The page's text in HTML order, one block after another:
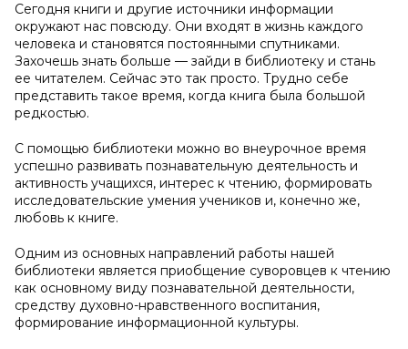
Сегодня книги и другие источники информации
окружают нас повсюду. Они входят в жизнь каждого
человека и становятся постоянными спутниками.
Захочешь знать больше — зайди в библиотеку и стань
ее читателем. Сейчас это так просто. Трудно себе
представить такое время, когда книга была большой
редкостью.
С помощью библиотеки можно во внеурочное время
успешно развивать познавательную деятельность и
активность учащихся, интерес к чтению, формировать
исследовательские умения учеников и, конечно же,
любовь к книге.
Одним из основных направлений работы нашей
библиотеки является приобщение суворовцев к чтению
как основному виду познавательной деятельности,
средству духовно-нравственного воспитания,
формирование информационной культуры.